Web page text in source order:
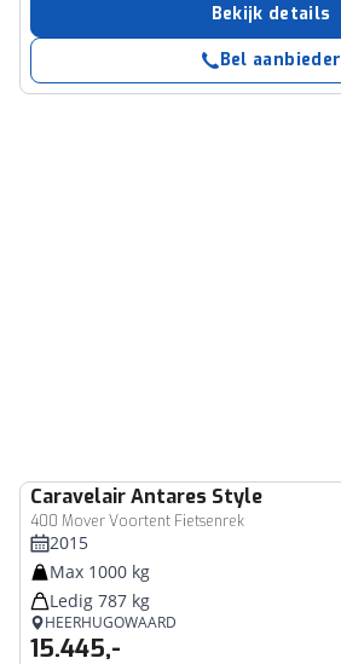
Bekijk details
Bel aanbieder
CaravelairAntares Style
400 Mover Voortent Fietsenrek
2015
Max 1000 kg
Ledig 787 kg
HEERHUGOWAARD
15.445,-